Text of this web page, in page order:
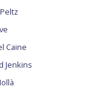
Caine
Jenkins